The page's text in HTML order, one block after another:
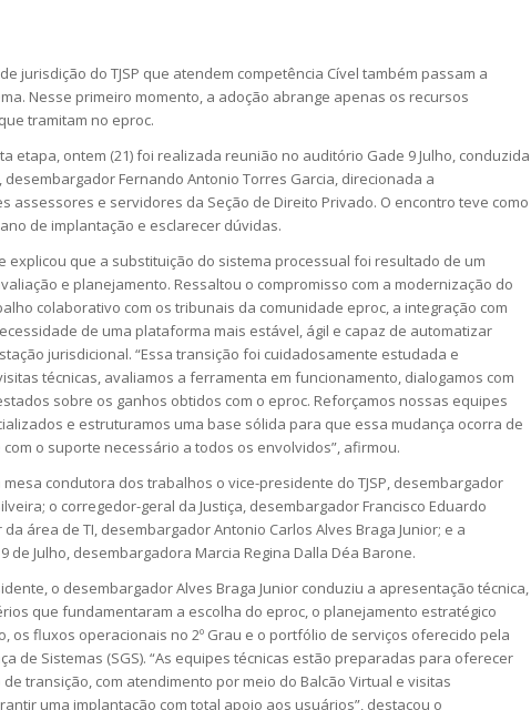
jurisdição do TJSP que atendem competência Cível também passam a
Nesse primeiro momento, a adoção abrange apenas os recursos
tramitam no eproc.
etapa, ontem (21) foi realizada reunião no auditório Gade 9 Julho, conduzida
desembargador Fernando Antonio Torres Garcia, direcionada a
assessores e servidores da Seção de Direito Privado. O encontro teve como
de implantação e esclarecer dúvidas.
explicou que a substituição do sistema processual foi resultado de um
e planejamento. Ressaltou o compromisso com a modernização do
colaborativo com os tribunais da comunidade eproc, a integração com
de uma plataforma mais estável, ágil e capaz de automatizar
jurisdicional. “Essa transição foi cuidadosamente estudada e
técnicas, avaliamos a ferramenta em funcionamento, dialogamos com
sobre os ganhos obtidos com o eproc. Reforçamos nossas equipes
e estruturamos uma base sólida para que essa mudança ocorra de
o suporte necessário a todos os envolvidos”, afirmou.
condutora dos trabalhos o vice-presidente do TJSP, desembargador
o corregedor-geral da Justiça, desembargador Francisco Eduardo
área de TI, desembargador Antonio Carlos Alves Braga Junior; e a
de Julho, desembargadora Marcia Regina Dalla Déa Barone.
o desembargador Alves Braga Junior conduziu a apresentação técnica,
que fundamentaram a escolha do eproc, o planejamento estratégico
os fluxos operacionais no 2º Grau e o portfólio de serviços oferecido pela
de Sistemas (SGS). “As equipes técnicas estão preparadas para oferecer
transição, com atendimento por meio do Balcão Virtual e visitas
uma implantação com total apoio aos usuários”, destacou o